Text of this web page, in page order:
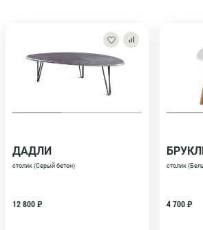
ДАДЛИ
столик (Серый бетон)
12 800 ₽
столик
4 700 ₽